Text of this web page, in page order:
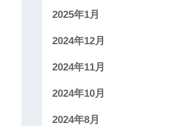
2025年1月
2024年12月
2024年11月
2024年10月
2024年8月